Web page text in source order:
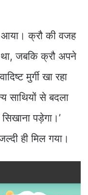
क्रौ की वजह
था, जबकि क्रौ अपने
मुर्गी खा रहा
साथियों से बदला
पड़ेगा।’
ही मिल गया।